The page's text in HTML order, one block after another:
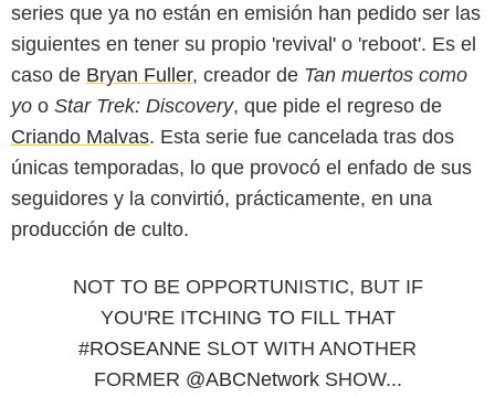
series que ya no están en emisión han pedido ser las
siguientes en tener su propio 'revival' o 'reboot'. Es el
caso de Bryan Fuller, creador de Tan muertos como
yo o Star Trek: Discovery, que pide el regreso de
Criando Malvas. Esta serie fue cancelada tras dos
únicas temporadas, lo que provocó el enfado de sus
seguidores y la convirtió, prácticamente, en una
producción de culto.
NOT TO BE OPPORTUNISTIC, BUT IF
YOU'RE ITCHING TO FILL THAT
#ROSEANNE SLOT WITH ANOTHER
FORMER @ABCNetworkSHOW...